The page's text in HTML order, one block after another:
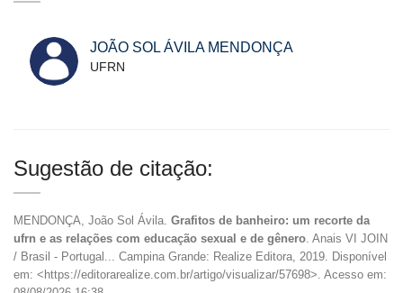
JOÃO SOL ÁVILA MENDONÇA
UFRN
Sugestão de citação:
MENDONÇA, João Sol Ávila. Grafitos de banheiro: um recorte da
ufrn e as relações com educação sexual e de gênero . Anais VI JOIN
/ Brasil - Portugal... Campina Grande: Realize Editora, 2019. Disponível
em: <https://editorarealize.com.br/artigo/visualizar/57698>. Acesso em: